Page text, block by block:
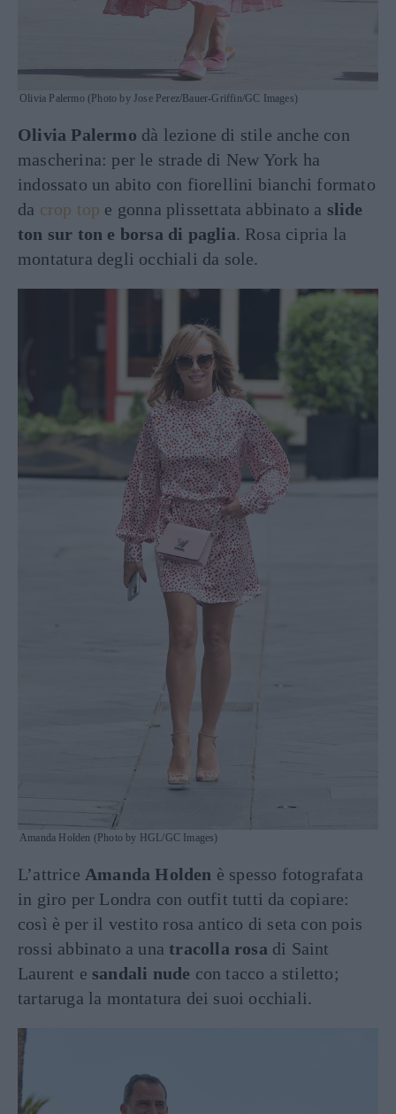
Olivia Palermo (Photo by Jose Perez/Bauer-Griffin/GC Images)
Olivia Palermo dà lezione di stile anche con
mascherina: per le strade di New York ha
indossato un abito con fiorellini bianchi formato
da crop top e gonna plissettata abbinato a slide
ton sur ton e borsa di paglia. Rosa cipria la
montatura degli occhiali da sole.
Amanda Holden (Photo by HGL/GC Images)
L’attrice Amanda Holden è spesso fotografata
in giro per Londra con outfit tutti da copiare:
così è per il vestito rosa antico di seta con pois
rossi abbinato a unatracolla rosa di Saint
Laurent e sandali nude con tacco a stiletto;
tartaruga la montatura dei suoi occhiali.